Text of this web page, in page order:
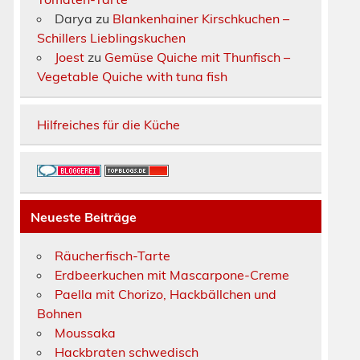
Darya zu Blankenhainer Kirschkuchen –
Schillers Lieblingskuchen
Joest zu Gemüse Quiche mit Thunfisch –
Vegetable Quiche with tuna fish
Hilfreiches für die Küche
Neueste Beiträge
Räucherfisch-Tarte
Erdbeerkuchen mit Mascarpone-Creme
Paella mit Chorizo, Hackbällchen und
Bohnen
Moussaka
Hackbraten schwedisch